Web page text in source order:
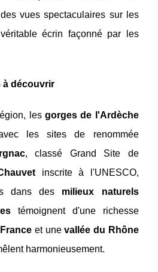
vues spectaculaires sur les
écrin façonné par les
à découvrir
lesgorges de l'Ardèche
les sites de renommée
, classé Grand Site de
inscrite à l'UNESCO,
dans des milieux naturels
témoignent d'une richesse
France et unevallée du Rhône
harmonieusement.